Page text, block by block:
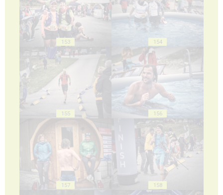
153 154
155 156
157 158